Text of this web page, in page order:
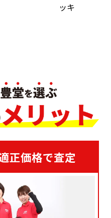
ッキ
正価格で査定